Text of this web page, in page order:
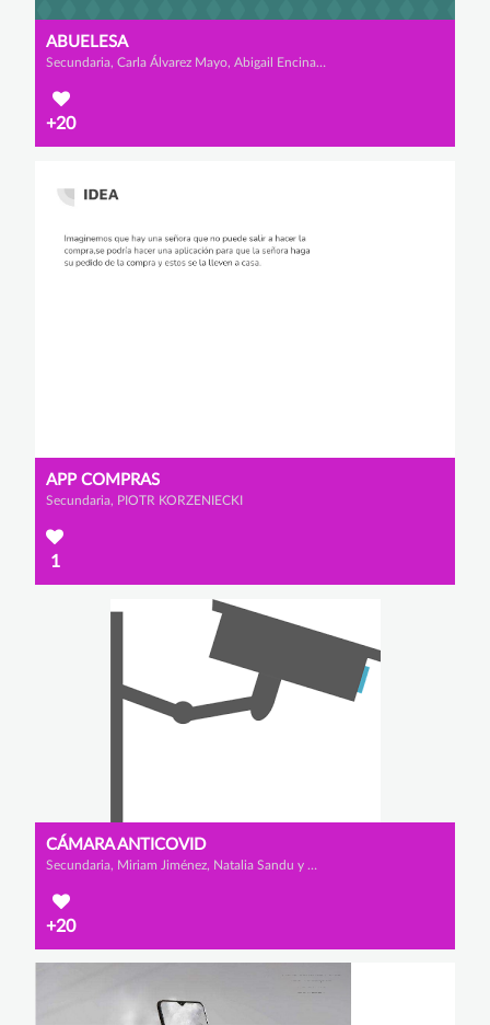
ABUELESA
Secundaria, Carla Álvarez Mayo, Abigail Encinas Serrano y Lucía García del Prado
+20
APP COMPRAS
Secundaria, PIOTR KORZENIECKI
1
CÁMARA ANTICOVID
Secundaria, Miriam Jiménez, Natalia Sandu y María Vélez
+20